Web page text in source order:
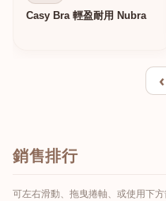
Casy Bra 輕盈耐用 Nubra
‹
銷售排行
可左右滑動、拖曳捲軸、或使用下